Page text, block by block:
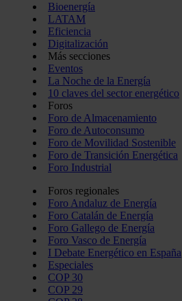
Bioenergía
LATAM
Eficiencia
Digitalización
Más secciones
Eventos
La Noche de la Energía
10 claves del sector energético
Foros
Foro de Almacenamiento
Foro de Autoconsumo
Foro de Movilidad Sostenible
Foro de Transición Energética
Foro Industrial
Foros regionales
Foro Andaluz de Energía
Foro Catalán de Energía
Foro Gallego de Energía
Foro Vasco de Energía
I Debate Energético en España
Especiales
COP 30
COP 29